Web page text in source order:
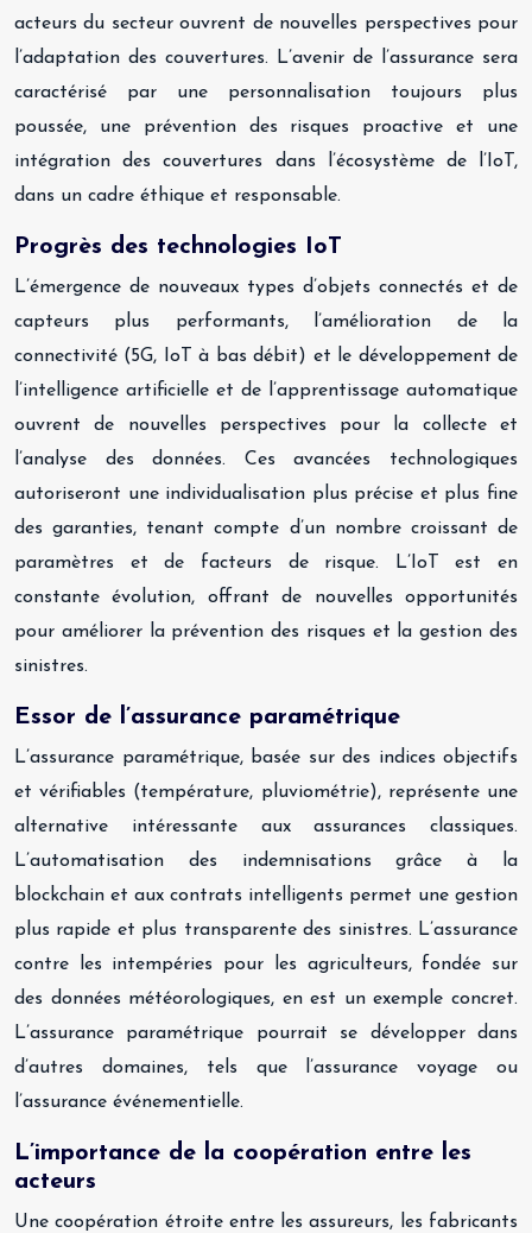
acteurs du secteur ouvrent de nouvelles perspectives pour
l’adaptation des couvertures. L’avenir de l’assurance sera
caractérisé par une personnalisation toujours plus
poussée, une prévention des risques proactive et une
intégration des couvertures dans l’écosystème de l’IoT,
dans un cadre éthique et responsable.
Progrès des technologies IoT
L’émergence de nouveaux types d’objets connectés et de
capteurs plus performants, l’amélioration de la
connectivité (5G, IoT à bas débit) et le développement de
l’intelligence artificielle et de l’apprentissage automatique
ouvrent de nouvelles perspectives pour la collecte et
l’analyse des données. Ces avancées technologiques
autoriseront une individualisation plus précise et plus fine
des garanties, tenant compte d’un nombre croissant de
paramètres et de facteurs de risque. L’IoT est en
constante évolution, offrant de nouvelles opportunités
pour améliorer la prévention des risques et la gestion des
sinistres.
Essor de l’assurance paramétrique
L’assurance paramétrique, basée sur des indices objectifs
et vérifiables (température, pluviométrie), représente une
alternative intéressante aux assurances classiques.
L’automatisation des indemnisations grâce à la
blockchain et aux contrats intelligents permet une gestion
plus rapide et plus transparente des sinistres. L’assurance
contre les intempéries pour les agriculteurs, fondée sur
des données météorologiques, en est un exemple concret.
L’assurance paramétrique pourrait se développer dans
d’autres domaines, tels que l’assurance voyage ou
l’assurance événementielle.
L’importance de la coopération entre les
acteurs
Une coopération étroite entre les assureurs, les fabricants